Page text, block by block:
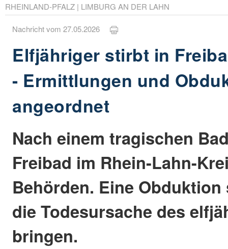
RHEINLAND-PFALZ | LIMBURG AN DER LAHN
Nachricht vom 27.05.2026
Elfjähriger stirbt in
- Ermittlungen und
angeordnet
Nach einem tragischen
Freibad im Rhein-Lahn-
Behörden. Eine
die Todesursache des
bringen.